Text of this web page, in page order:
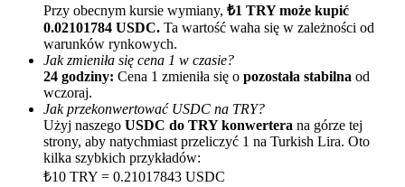
Polecaj
Zaproś przyjaciela, aby otrzymać nagrody pieniężne
Deposit CASHCAT & Win
Przy obecnym kursie wymiany, ₺1 TRY może kupić
0.02101784 USDC. Ta wartość waha się w zależności od
warunków rynkowych.
Jak zmieniła się cena 1 w czasie?
24 godziny: Cena 1 zmieniła się o pozostała stabilna od
wczoraj.
Jak przekonwertować USDC na TRY?
Użyj naszego USDC do TRY konwertera na górze tej
strony, aby natychmiast przeliczyć 1 na Turkish Lira. Oto
kilka szybkich przykładów:
₺10 TRY = 0.21017843 USDC